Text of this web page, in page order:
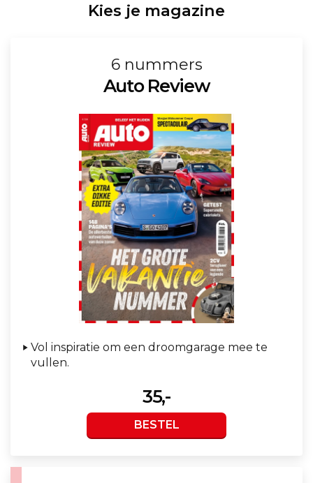
Kies je magazine
6 nummers
Auto Review
Vol inspiratie om een droomgarage mee te
vullen.
35,-
BESTEL